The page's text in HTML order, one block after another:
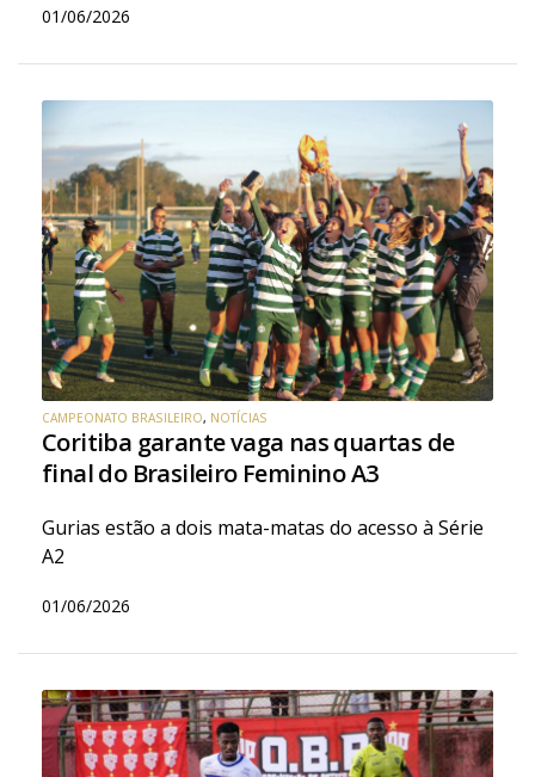
01/06/2026
CAMPEONATO BRASILEIRO, NOTÍCIAS
Coritiba garante vaga nas quartas de
final do Brasileiro Feminino A3
Gurias estão a dois mata-matas do acesso à Série
A2
01/06/2026